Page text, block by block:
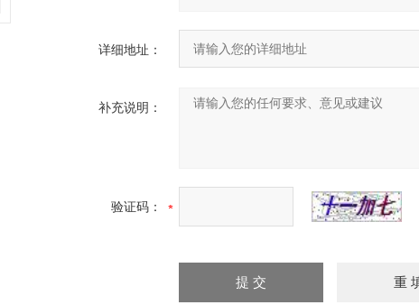
详细地址：
补充说明：
验证码：